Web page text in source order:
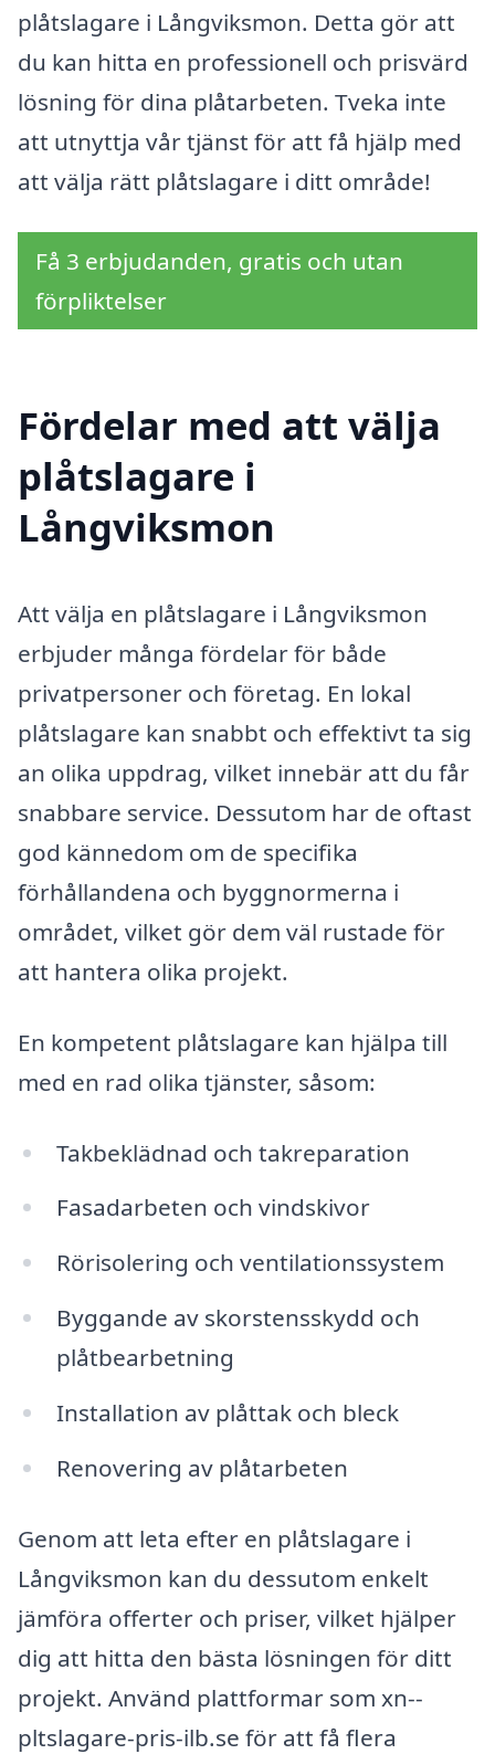
plåtslagare i Långviksmon. Detta gör att
du kan hitta en professionell och prisvärd
lösning för dina plåtarbeten. Tveka inte
att utnyttja vår tjänst för att få hjälp med
att välja rätt plåtslagare i ditt område!
Få 3 erbjudanden, gratis och utan
förpliktelser
Fördelar med att välja
plåtslagare i
Långviksmon
Att välja en plåtslagare i Långviksmon
erbjuder många fördelar för både
privatpersoner och företag. En lokal
plåtslagare kan snabbt och effektivt ta sig
an olika uppdrag, vilket innebär att du får
snabbare service. Dessutom har de oftast
god kännedom om de specifika
förhållandena och byggnormerna i
området, vilket gör dem väl rustade för
att hantera olika projekt.
En kompetent plåtslagare kan hjälpa till
med en rad olika tjänster, såsom:
Takbeklädnad och takreparation
Fasadarbeten och vindskivor
Rörisolering och ventilationssystem
Byggande av skorstensskydd och
plåtbearbetning
Installation av plåttak och bleck
Renovering av plåtarbeten
Genom att leta efter en plåtslagare i
Långviksmon kan du dessutom enkelt
jämföra offerter och priser, vilket hjälper
dig att hitta den bästa lösningen för ditt
projekt. Använd plattformar som xn--
pltslagare-pris-ilb.se för att få flera